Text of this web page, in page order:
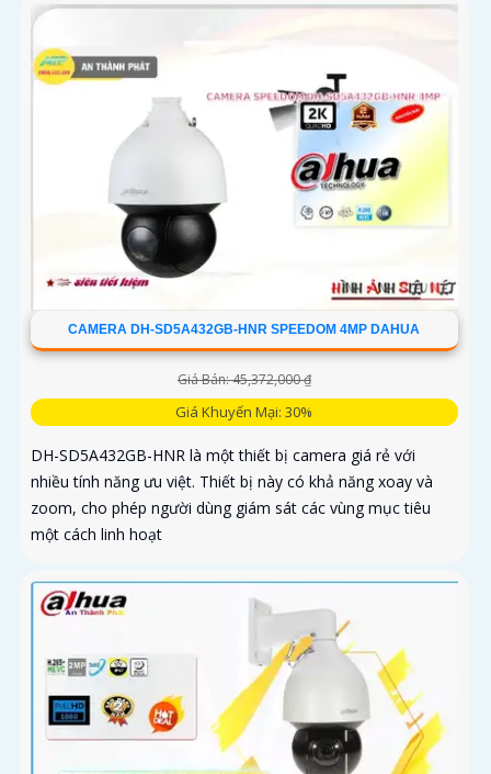
CAMERA DH-SD5A432GB-HNR SPEEDOM 4MP DAHUA
Giá Bán: 45,372,000 ₫
Giá Khuyến Mại: 30%
DH-SD5A432GB-HNR là một thiết bị camera giá rẻ với
nhiều tính năng ưu việt. Thiết bị này có khả năng xoay và
zoom, cho phép người dùng giám sát các vùng mục tiêu
một cách linh hoạt